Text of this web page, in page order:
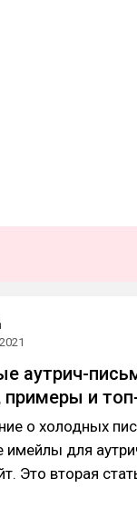
аутрич-
и
о холодных
имейлы для
Это вторая